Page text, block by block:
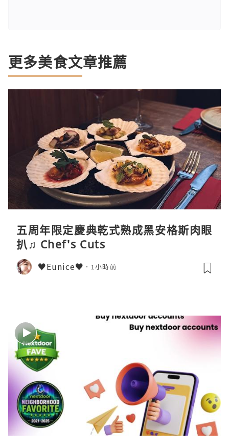
更多美食文章推薦
五周年限定慶典乾式熟成黑安格斯肉眼
扒♫ Chef's Cuts
♥Eunice♥ 1小時前